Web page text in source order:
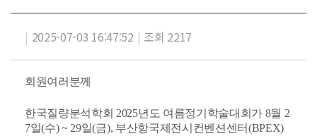
| 2025-07-03 16:47:52 | 조회 2217
회원여러분께
한국질량분석학회 2025년도 여름정기학술대회가 8월 2
7일(수) ~ 29일(금), 부산항국제전시컨벤션센터(BPEX)